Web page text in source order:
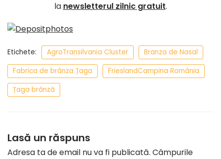
la newsletterul zilnic gratuit.
Etichete: AgroTransilvania Cluster
Branza de Nasal
Fabrica de brânza Țaga
FrieslandCampina România
Țaga brânză
Lasă un răspuns
Adresa ta de email nu va fi publicată. Câmpurile